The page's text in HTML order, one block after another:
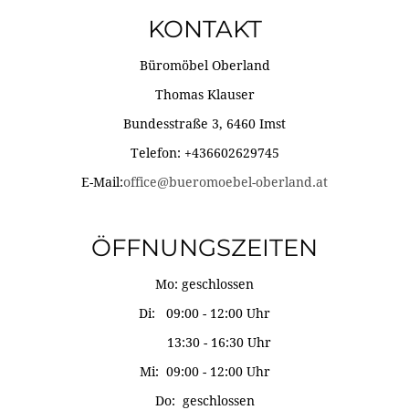
KONTAKT
Büromöbel Oberland
Thomas Klauser
Bundesstraße 3, 6460 Imst
Telefon: +436602629745
E-Mail:office@bueromoebel-oberland.at
ÖFFNUNGSZEITEN
Mo: geschlossen
Di: 09:00 - 12:00 Uhr
13:30 - 16:30 Uhr
Mi: 09:00 - 12:00 Uhr
Do: geschlossen